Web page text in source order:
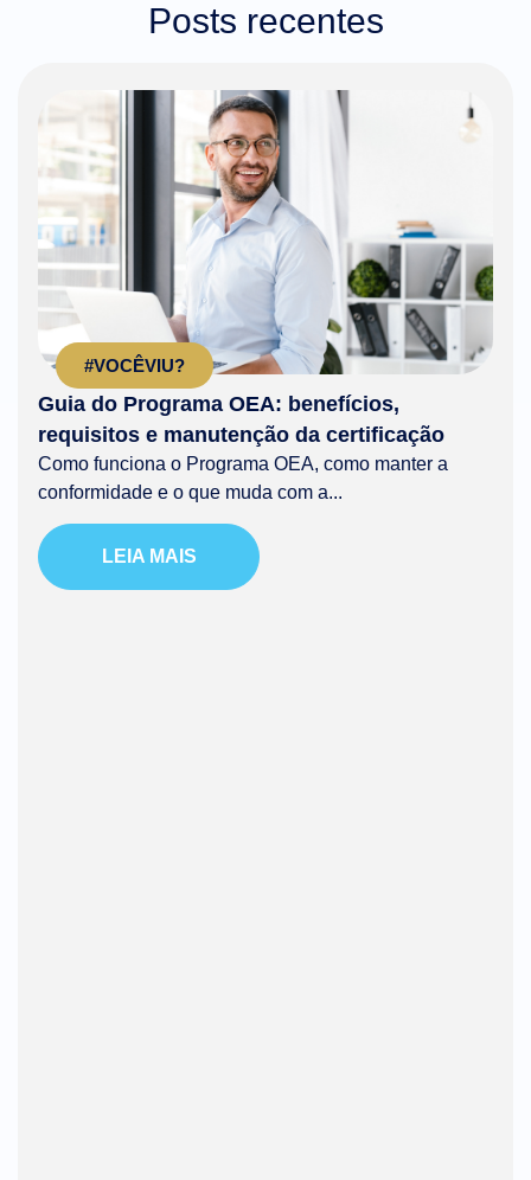
Posts recentes
#VOCÊVIU?
Guia do Programa OEA: benefícios,
requisitos e manutenção da certificação
Como funciona o Programa OEA, como manter a
conformidade e o que muda com a...
LEIA MAIS